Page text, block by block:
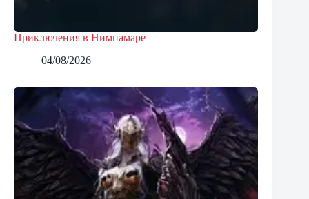
Приключения в Нимпамаре
04/08/2026